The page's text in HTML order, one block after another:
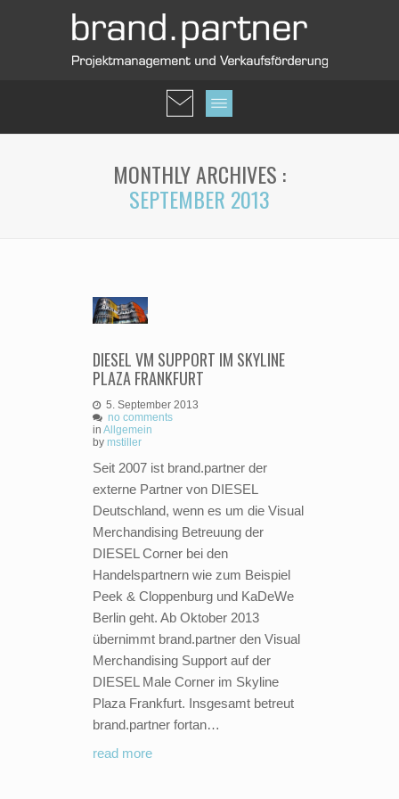
MONTHLY ARCHIVES :
SEPTEMBER 2013
DIESEL VM SUPPORT IM SKYLINE
PLAZA FRANKFURT
5. September 2013
no comments
in Allgemein
by mstiller
Seit 2007 ist brand.partner der
externe Partner von DIESEL
Deutschland, wenn es um die Visual
Merchandising Betreuung der
DIESEL Corner bei den
Handelspartnern wie zum Beispiel
Peek & Cloppenburg und KaDeWe
Berlin geht. Ab Oktober 2013
übernimmt brand.partner den Visual
Merchandising Support auf der
DIESEL Male Corner im Skyline
Plaza Frankfurt. Insgesamt betreut
brand.partner fortan…
read more